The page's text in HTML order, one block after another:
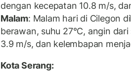
dengan kecepatan 10.8 m/s,
Malam: Malam hari di Cilegon
berawan, suhu 27°C, angin
3.9 m/s, dan kelembapan
Kota Serang: